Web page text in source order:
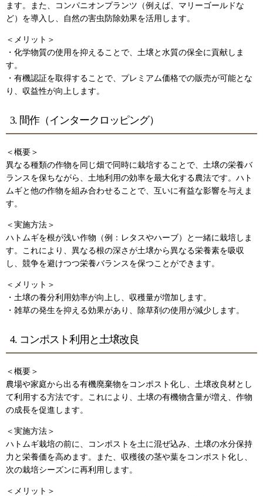
ます。また、コンパニオンプランツ（例えば、マリーゴールドな
ど）を導入し、自然の害虫防除効果を活用します。
＜メリット＞
・化学物質の使用を抑えることで、土壌と水質の保全に貢献しま
す。
・有機認証を取得することで、プレミアム価格での販売が可能とな
り、収益性が向上します。
3. 間作（インタークロッピング）
＜概要＞
異なる種類の作物を同じ畑で同時に栽培することで、土壌の栄養バ
ランスを保ちながら、土地利用の効率を最大化する農法です。ハト
ムギと他の作物を組み合わせることで、互いに有益な影響を与えま
す。
＜実施方法＞
ハトムギを根が浅い作物（例：レタスやハーブ）と一緒に栽培しま
す。これにより、異なる根の深さが土壌から異なる栄養素を吸収
し、競争を避けつつ栄養バランスを保つことができます。
＜メリット＞
・土壌の養分利用効率が向上し、収穫量が増加します。
・雑草の発生を抑える効果があり、除草剤の使用が減少します。
4. コンポスト利用と土壌改良
＜概要＞
農場や家庭から出る有機廃棄物をコンポスト化し、土壌改良材とし
て利用する方法です。これにより、土壌の有機物含量が増え、作物
の成長を促進します。
＜実施方法＞
ハトムギ栽培の前に、コンポストを土に混ぜ込み、土壌の水分保持
力と栄養価を高めます。また、収穫後の茎や葉をコンポスト化し、
次の栽培シーズンに再利用します。
＜メリット＞